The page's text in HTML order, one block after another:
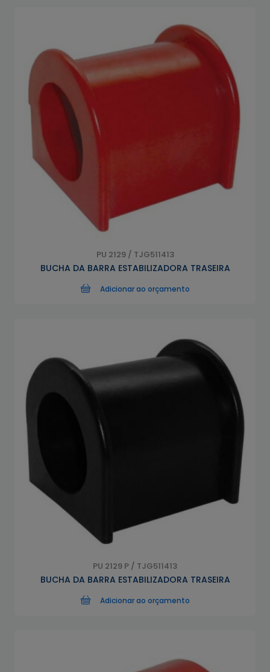
PU 2129 / TJG511413
BUCHA DA BARRA ESTABILIZADORA TRASEIRA
Adicionar ao orçamento
PU 2129 P / TJG511413
BUCHA DA BARRA ESTABILIZADORA TRASEIRA
Adicionar ao orçamento